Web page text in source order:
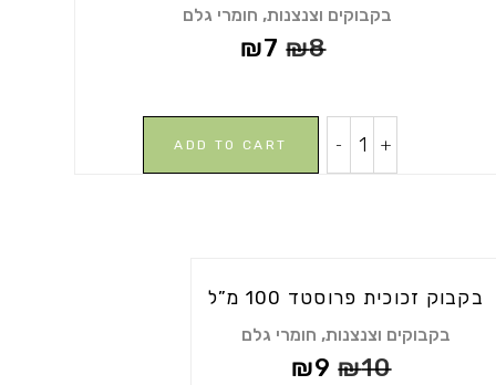
בקבוקים וצנצנות, חומרי גלם
₪8
₪7
מ"ל
quantity
- +
ADD TO CART
בקבוק זכוכית פרוסטד 100 מ”ל
בקבוקים וצנצנות, חומרי גלם
₪10
₪9